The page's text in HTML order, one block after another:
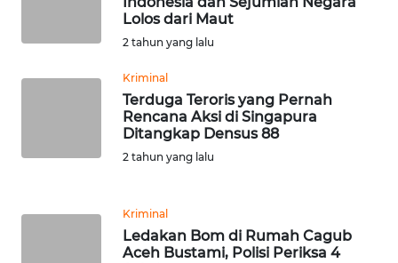
Lolos dari Maut
2 tahun yang lalu
Kriminal
Terduga Teroris yang Pernah
Rencana Aksi di Singapura
Ditangkap Densus 88
2 tahun yang lalu
Kriminal
Ledakan Bom di Rumah Cagub
Aceh Bustami, Polisi Periksa 4